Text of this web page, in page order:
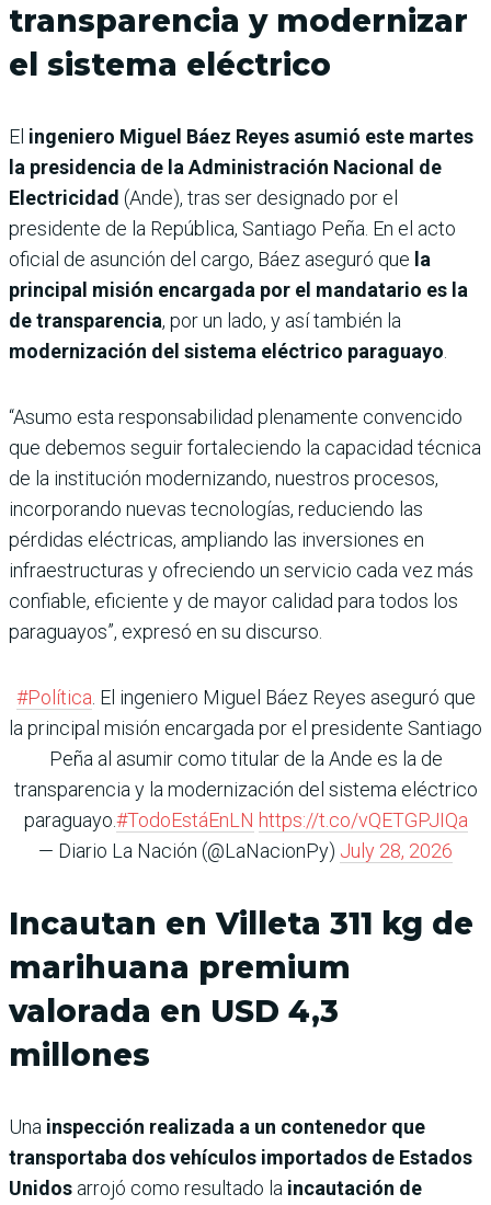
transparencia y modernizar
el sistema eléctrico
El ingeniero Miguel Báez Reyes asumió este martes
la presidencia de la Administración Nacional de
Electricidad (Ande), tras ser designado por el
presidente de la República, Santiago Peña. En el acto
oficial de asunción del cargo, Báez aseguró que la
principal misión encargada por el mandatario es la
de transparencia, por un lado, y así también la
modernización del sistema eléctrico paraguayo
“Asumo esta responsabilidad plenamente convencido
que debemos seguir fortaleciendo la capacidad técnica
de la institución modernizando, nuestros procesos,
incorporando nuevas tecnologías, reduciendo las
pérdidas eléctricas, ampliando las inversiones en
infraestructuras y ofreciendo un servicio cada vez más
confiable, eficiente y de mayor calidad para todos los
paraguayos”, expresó en su discurso.
#Política . El ingeniero Miguel Báez Reyes aseguró que
la principal misión encargada por el presidente Santiago
Peña al asumir como titular de la Ande es la de
transparencia y la modernización del sistema eléctrico
paraguayo.#TodoEstáEnLN https://t.co/vQETGPJIQa
— Diario La Nación (@LaNacionPy) July 28, 2026
Incautan en Villeta 311 kg de
marihuana premium
valorada en USD 4,3
millones
Una inspección realizada a un contenedor que
transportaba dos vehículos importados de Estados
Unidos arrojó como resultado la incautación de